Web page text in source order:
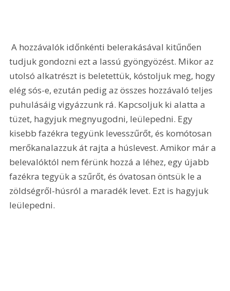
A hozzávalók időnkénti belerakásával kitűnően
tudjuk gondozni ezt a lassú gyöngyözést. Mikor az
utolsó alkatrészt is beletettük, kóstoljuk meg, hogy
elég sós-e, ezután pedig az összes hozzávaló teljes
puhulásáig vigyázzunk rá. Kapcsoljuk ki alatta a
tüzet, hagyjuk megnyugodni, leülepedni. Egy
kisebb fazékra tegyünk levesszűrőt, és komótosan
merőkanalazzuk át rajta a húslevest. Amikor már a
belevalóktól nem férünk hozzá a léhez, egy újabb
fazékra tegyük a szűrőt, és óvatosan öntsük le a
zöldségről-húsról a maradék levet. Ezt is hagyjuk
leülepedni.